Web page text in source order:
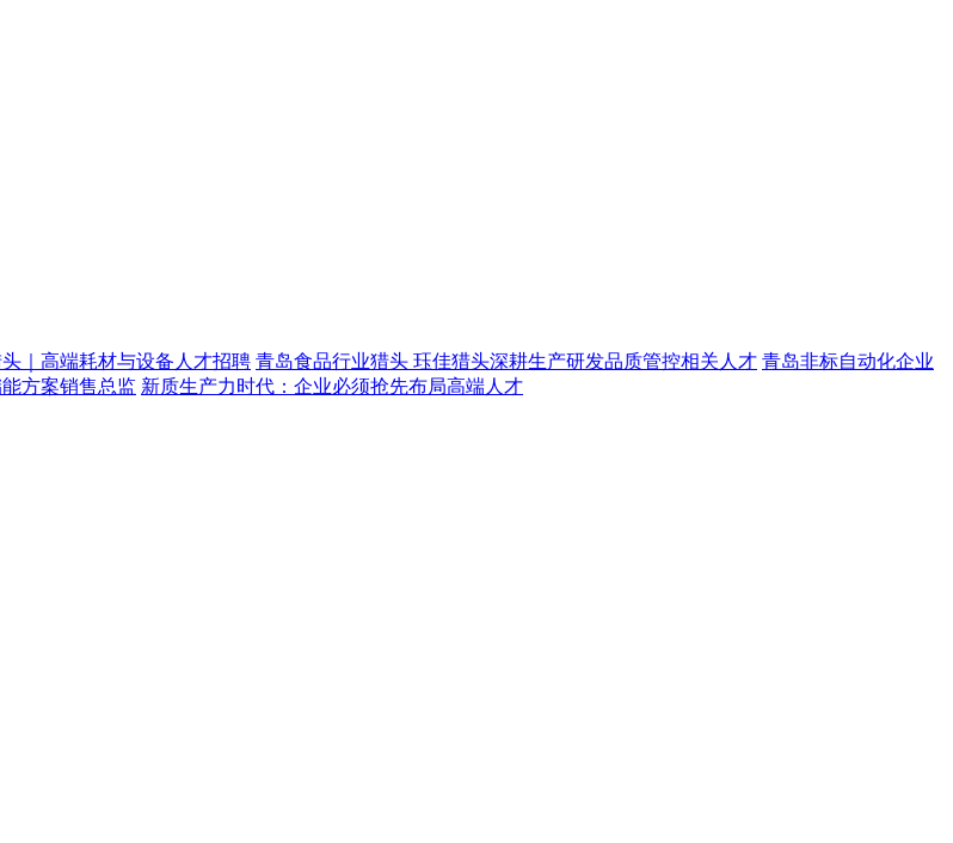
｜高端耗材与设备人才招聘 青岛食品行业猎头 珏佳猎头深耕生产研发品质管控相关人才 青岛非标自动化企业
方案销售总监 新质生产力时代：企业必须抢先布局高端人才